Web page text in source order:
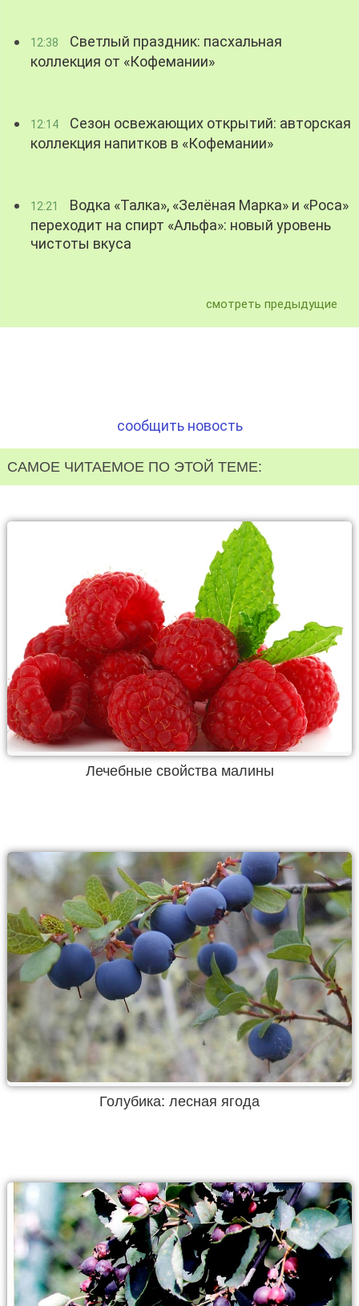
12:38
Светлый праздник: пасхальная
коллекция от «Кофемании»
12:14
Сезон освежающих открытий: авторская
коллекция напитков в «Кофемании»
12:21
Водка «Талка», «Зелёная Марка» и «Роса»
переходит на спирт «Альфа»: новый уровень
чистоты вкуса
смотреть предыдущие
сообщить новость
САМОЕ ЧИТАЕМОЕ ПО ЭТОЙ ТЕМЕ:
Лечебные свойства малины
Голубика: лесная ягода